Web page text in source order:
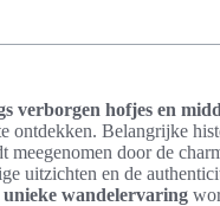
verborgen hofjes en
ontdekken. Belangrijke
meegenomen door de
uitzichten en de
unieke wandelervaring